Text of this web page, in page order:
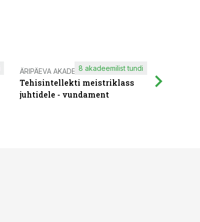
ÄRIPÄEVA AKADEEMIA
Tehisintellekti meistriklass
juhtidele - vundament
8 akadeemilist tundi